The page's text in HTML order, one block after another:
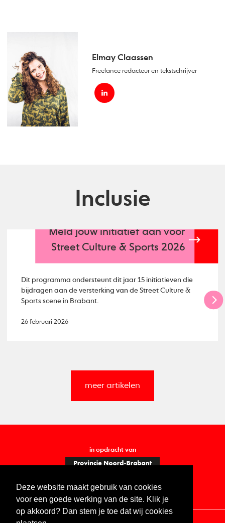
Deze website maakt gebruik van cookies
voor een goede werking van de site. Klik je
op akkoord? Dan stem je toe dat wij cookies
Elmay Claassen
Freelance redacteur en tekstschrijver
Inclusie
Meld jouw initiatief aan voor
Street Culture & Sports 2026
Dit programma ondersteunt dit jaar 15 initiatieven die
bijdragen aan de versterking van de Street Culture &
Sports scene in Brabant.
26 februari 2026
meer artikelen
in opdracht van